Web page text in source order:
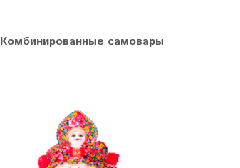
Комбинированные самовары